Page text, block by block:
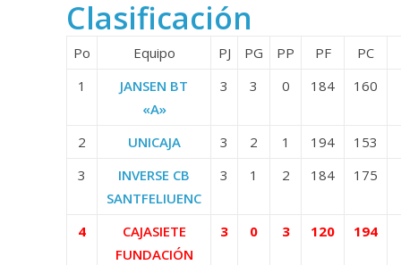
Clasificación
Po Equipo PJ PG PP PF
PC
1
JANSEN BT
«A»
3 3 0 184 160
2 UNICAJA 3 2 1 194
153
3
INVERSE CB
SANTFELIUENC
3 1 2 184 175
4
CAJASIETE
FUNDACIÓN
3 0 3 120 194